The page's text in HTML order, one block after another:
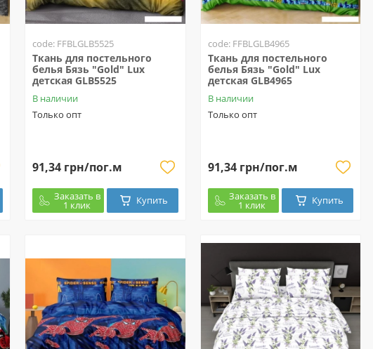
code: FFBLGLB5525
Ткань для постельного
белья Бязь "Gold" Lux
детская GLB5525
В наличии
Только опт
91,34 грн/пог.м
Заказать в
1 клик Купить
code: FFBLGLB4965
Ткань для постельного
белья Бязь "Gold" Lux
детская GLB4965
В наличии
Только опт
91,34 грн/пог.м
Заказать в
1 клик Купить